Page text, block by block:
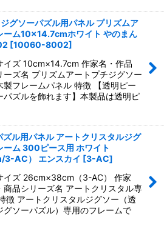
ソーパズル用パネル プリズムア
ーム10×14.7cmホワイト やのまん
[10060-8002]
イズ 10cm×14.7cm 作家名・作品
ーズ名 プリズムアートプチジグソー
製フレームパネル 特徴 【透明ピー
パズルを飾れます】本製品は透明ピ
ル用パネル アートクリスタルジグ
ーム 300ピース用 ホワイト
3-AC） エンスカイ [3-AC]
イズ 26cm×38cm（3-AC） 作家
商品シリーズ名 アートクリスタル専
徴 アートクリスタルジグソー（透
グソーパズル）専用のフレームで